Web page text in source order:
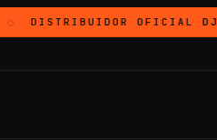
DISTRIBUIDOR OFICIAL DJI